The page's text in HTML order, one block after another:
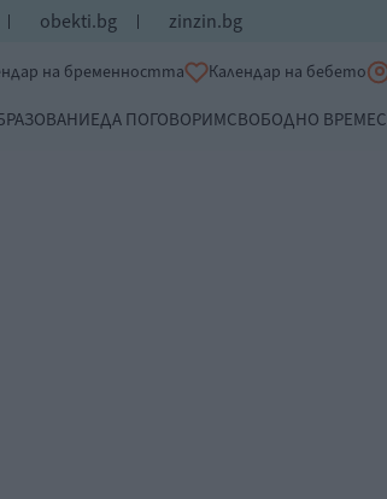
obekti.bg zinzin.bg
на бременността Календар на бебето
ДА ПОГОВОРИМСВОБОДНО ВРЕМЕ